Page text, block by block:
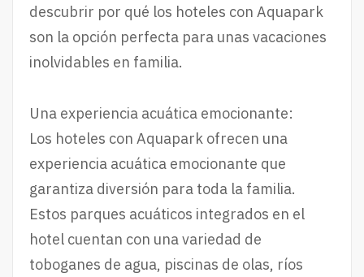
descubrir por qué los hoteles con Aquapark
son la opción perfecta para unas vacaciones
inolvidables en familia.
Una experiencia acuática emocionante:
Los hoteles con Aquapark ofrecen una
experiencia acuática emocionante que
garantiza diversión para toda la familia.
Estos parques acuáticos integrados en el
hotel cuentan con una variedad de
toboganes de agua, piscinas de olas, ríos